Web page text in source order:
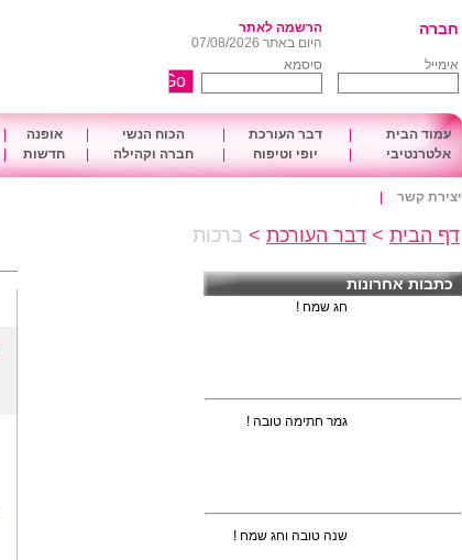
חברה
הרשמה לאתר
היום באתר 07/08/2026
אימייל
סיסמא
עמוד הבית דבר העורכת הכוח הנשי אופנה
אלטרנטיבי
יופי וטיפוח חברה וקהילה חדשות
יצירת קשר
דף הבית > דבר העורכת > ברכות
כתבות אחרונות
חג שמח !
גמר חתימה טובה !
שנה טובה וחג שמח !